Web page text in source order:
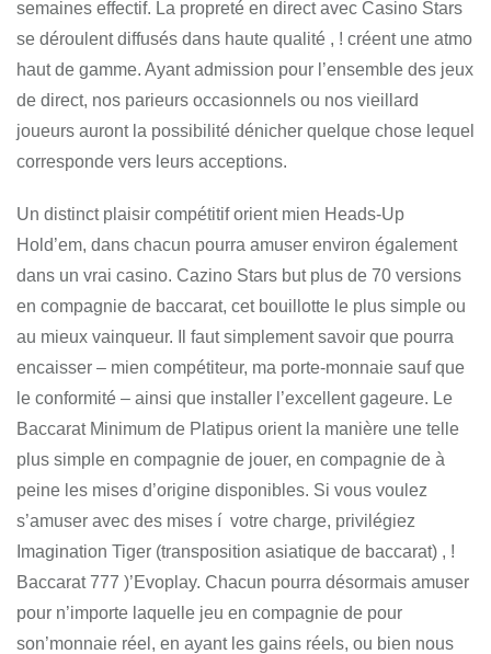
semaines effectif. La propreté en direct avec Casino Stars
se déroulent diffusés dans haute qualité , ! créent une atmo
haut de gamme. Ayant admission pour l’ensemble des jeux
de direct, nos parieurs occasionnels ou nos vieillard
joueurs auront la possibilité dénicher quelque chose lequel
corresponde vers leurs acceptions.
Un distinct plaisir compétitif orient mien Heads-Up
Hold’em, dans chacun pourra amuser environ également
dans un vrai casino. Cazino Stars but plus de 70 versions
en compagnie de baccarat, cet bouillotte le plus simple ou
au mieux vainqueur. Il faut simplement savoir que pourra
encaisser – mien compétiteur, ma porte-monnaie sauf que
le conformité – ainsi que installer l’excellent gageure. Le
Baccarat Minimum de Platipus orient la manière une telle
plus simple en compagnie de jouer, en compagnie de à
peine les mises d’origine disponibles. Si vous voulez
s’amuser avec des mises í votre charge, privilégiez
Imagination Tiger (transposition asiatique de baccarat) , !
Baccarat 777 )’Evoplay. Chacun pourra désormais amuser
pour n’importe laquelle jeu en compagnie de pour
son’monnaie réel, en ayant les gains réels, ou bien nous